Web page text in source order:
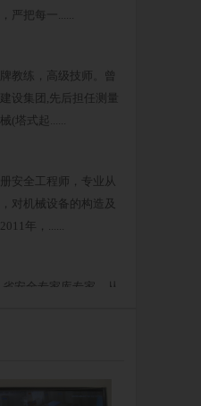
教练，高级技师。曾
设集团,先后担任测量
(塔式起......
安全工程师，专业从
对机械设备的构造及
年，......
安全专家库专家。从
年，具备丰富的塔吊
安全教育培训工作多